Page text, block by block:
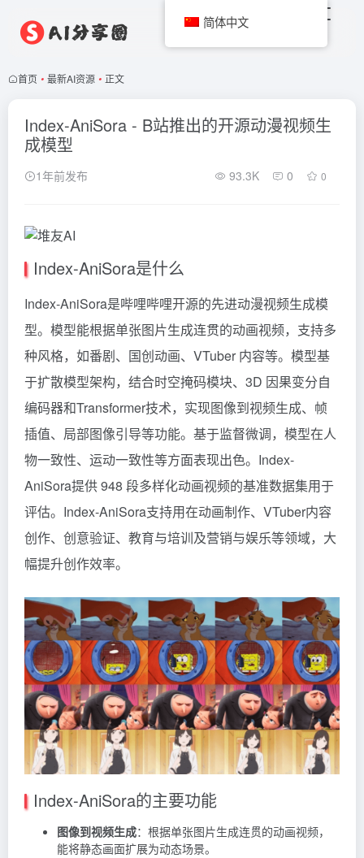
首页 • 最新AI资源 • 正文
Index-AniSora - B站推出的开源动漫视频生
成模型
1年前发布 93.3K 0 0
Index-AniSora是什么
Index-AniSora是哔哩哔哩开源的先进动漫视频生成模
型。模型能根据单张图片生成连贯的动画视频，支持多
种风格，如番剧、国创动画、VTuber 内容等。模型基
于扩散模型架构，结合时空掩码模块、3D 因果变分自
编码器和Transformer技术，实现图像到视频生成、帧
插值、局部图像引导等功能。基于监督微调，模型在人
物一致性、运动一致性等方面表现出色。Index-
AniSora提供 948 段多样化动画视频的基准数据集用于
评估。Index-AniSora支持用在动画制作、VTuber内容
创作、创意验证、教育与培训及营销与娱乐等领域，大
幅提升创作效率。
Index-AniSora的主要功能
图像到视频生成：根据单张图片生成连贯的动画视频，
能将静态画面扩展为动态场景。
简体中文